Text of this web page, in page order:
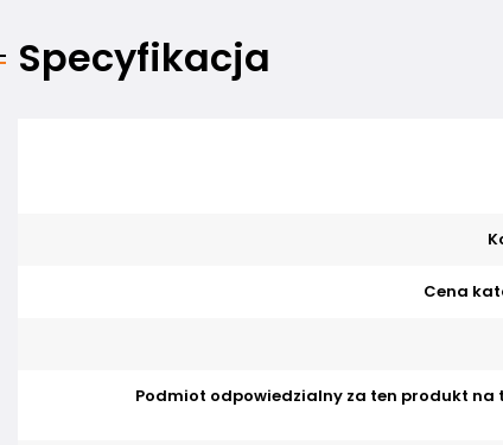
Specyfikacja
Cena
Podmiot odpowiedzialny za ten produkt na